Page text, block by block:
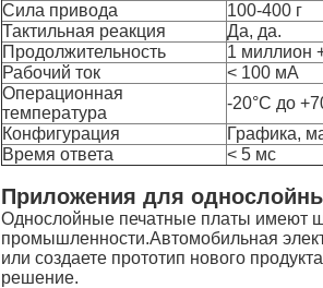
Сила привода
100-400 г
Тактильная реакция
Да, да.
Продолжительность
1 миллион
Рабочий ток
< 100 мА
Операционная
температура
-20°C до
Конфигурация
Графика,
Время ответа
< 5 мс
Приложения для
Однослойные печатные платы имеют
промышленности.Автомобильная
или создаете прототип нового
решение.